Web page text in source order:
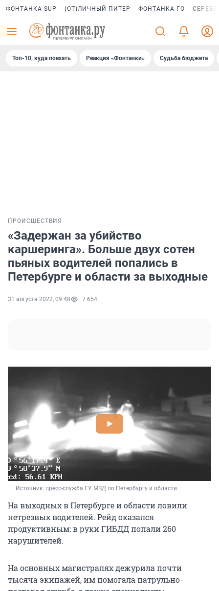
ФОНТАНКА SUP (ОТ)ЛИЧНЫЙ ПИТЕР ФОНТАНКА ГО
Топ-10, куда поехать Реакция «Фонтанки» Судьба бюджета
ПРОИСШЕСТВИЯ
«Задержан за убийство
каршеринга». Больше двух сотен
пьяных водителей попались в
Петербурге и области за выходные
31 августа 2022, 09:48 7 654
Источник: пресс-служба ГУ МВД по Петербургу и области
На выходных в Петербурге и области ловили
нетрезвых водителей. Рейд оказался
продуктивным: в руки ГИБДД попали 260
нарушителей.
На основных магистралях дежурила почти
тысяча экипажей, им помогала патрульно-